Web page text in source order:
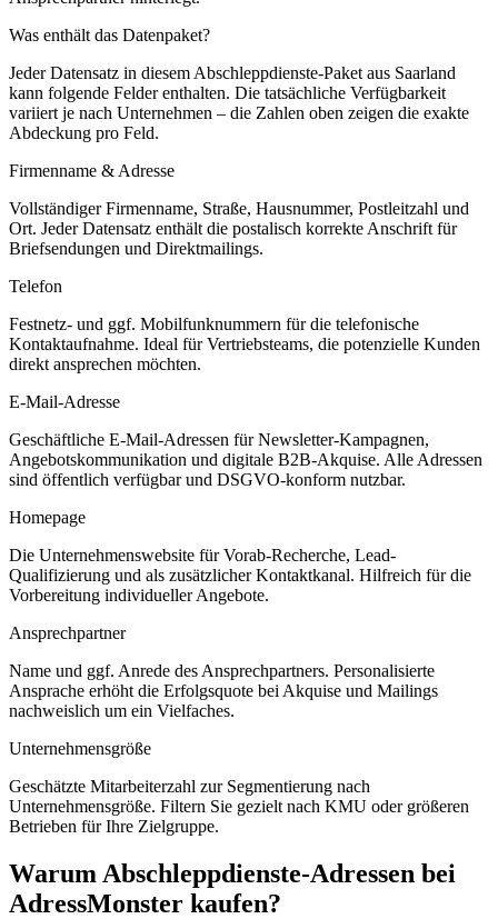
Was enthält das Datenpaket?
Jeder Datensatz in diesem Abschleppdienste-Paket aus Saarland
kann folgende Felder enthalten. Die tatsächliche Verfügbarkeit
variiert je nach Unternehmen – die Zahlen oben zeigen die exakte
Abdeckung pro Feld.
Firmenname & Adresse
Vollständiger Firmenname, Straße, Hausnummer, Postleitzahl und
Ort. Jeder Datensatz enthält die postalisch korrekte Anschrift für
Briefsendungen und Direktmailings.
Telefon
Festnetz- und ggf. Mobilfunknummern für die telefonische
Kontaktaufnahme. Ideal für Vertriebsteams, die potenzielle Kunden
direkt ansprechen möchten.
E-Mail-Adresse
Geschäftliche E-Mail-Adressen für Newsletter-Kampagnen,
Angebotskommunikation und digitale B2B-Akquise. Alle Adressen
sind öffentlich verfügbar und DSGVO-konform nutzbar.
Homepage
Die Unternehmenswebsite für Vorab-Recherche, Lead-
Qualifizierung und als zusätzlicher Kontaktkanal. Hilfreich für die
Vorbereitung individueller Angebote.
Ansprechpartner
Name und ggf. Anrede des Ansprechpartners. Personalisierte
Ansprache erhöht die Erfolgsquote bei Akquise und Mailings
nachweislich um ein Vielfaches.
Unternehmensgröße
Geschätzte Mitarbeiterzahl zur Segmentierung nach
Unternehmensgröße. Filtern Sie gezielt nach KMU oder größeren
Betrieben für Ihre Zielgruppe.
Warum Abschleppdienste-Adressen bei
AdressMonster kaufen?